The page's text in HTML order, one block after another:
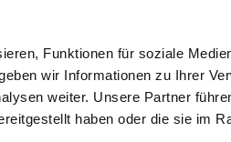
Funktionen für soziale
wir Informationen zu Ihrer
weiter. Unsere Partner
haben oder die sie im